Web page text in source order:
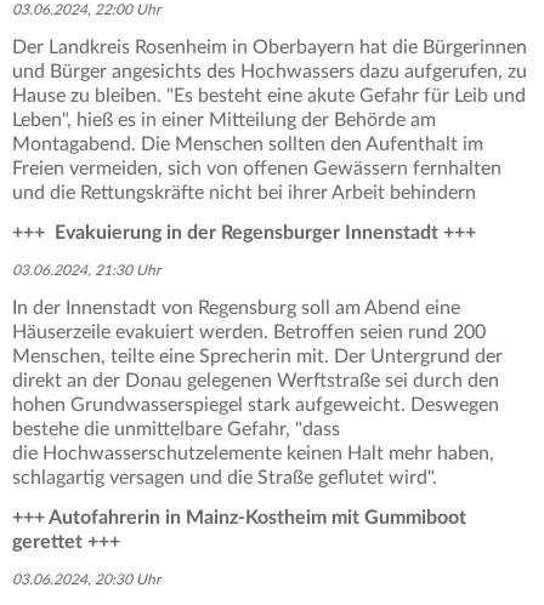
03.06.2024, 22:00 Uhr
Der Landkreis Rosenheim in Oberbayern hat die Bürgerinnen
und Bürger angesichts des Hochwassers dazu aufgerufen, zu
Hause zu bleiben. "Es besteht eine akute Gefahr für Leib und
Leben", hieß es in einer Mitteilung der Behörde am
Montagabend. Die Menschen sollten den Aufenthalt im
Freien vermeiden, sich von offenen Gewässern fernhalten
und die Rettungskräfte nicht bei ihrer Arbeit behindern
+++ Evakuierung in der Regensburger Innenstadt +++
03.06.2024, 21:30 Uhr
In der Innenstadt von Regensburg soll am Abend eine
Häuserzeile evakuiert werden. Betroffen seien rund 200
Menschen, teilte eine Sprecherin mit. Der Untergrund der
direkt an der Donau gelegenen Werftstraße sei durch den
hohen Grundwasserspiegel stark aufgeweicht. Deswegen
bestehe die unmittelbare Gefahr, "dass
die Hochwasserschutzelemente keinen Halt mehr haben,
schlagartig versagen und die Straße geflutet wird".
+++ Autofahrerin in Mainz-Kostheim mit Gummiboot
gerettet +++
03.06.2024, 20:30 Uhr